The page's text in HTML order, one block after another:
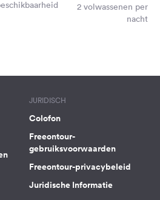
2 volwassenen per
nacht
JURIDISCH
Colofon
Freeontour-
gebruiksvoorwaarden
Freeontour-privacybeleid
Juridische Informatie